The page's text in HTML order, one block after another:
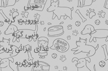
هوبی
یوروپت گربه
ونپی گربه
غذای ایرانی گربه
اونو گربه